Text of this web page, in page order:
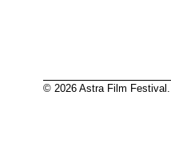
© 2026 Astra Film